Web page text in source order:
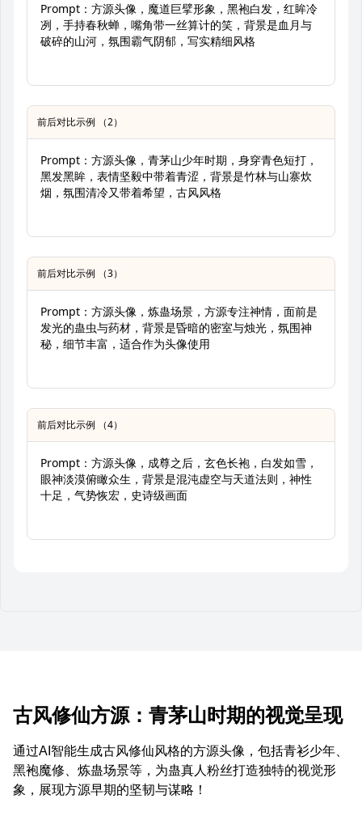
Prompt：方源头像，魔道巨擘形象，黑袍白发，红眸冷
冽，手持春秋蝉，嘴角带一丝算计的笑，背景是血月与
破碎的山河，氛围霸气阴郁，写实精细风格
前后对比示例 （2）
Prompt：方源头像，青茅山少年时期，身穿青色短打，
黑发黑眸，表情坚毅中带着青涩，背景是竹林与山寨炊
烟，氛围清冷又带着希望，古风风格
前后对比示例 （3）
Prompt：方源头像，炼蛊场景，方源专注神情，面前是
发光的蛊虫与药材，背景是昏暗的密室与烛光，氛围神
秘，细节丰富，适合作为头像使用
前后对比示例 （4）
Prompt：方源头像，成尊之后，玄色长袍，白发如雪，
眼神淡漠俯瞰众生，背景是混沌虚空与天道法则，神性
十足，气势恢宏，史诗级画面
古风修仙方源：青茅山时期的视觉呈现
通过AI智能生成古风修仙风格的方源头像，包括青衫少年、
黑袍魔修、炼蛊场景等，为蛊真人粉丝打造独特的视觉形
象，展现方源早期的坚韧与谋略！